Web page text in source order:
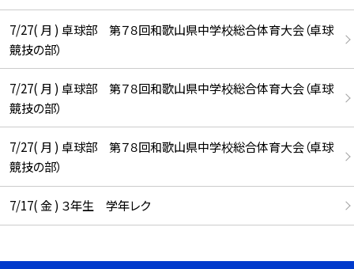
7/27( 月 ) 卓球部 第７８回和歌山県中学校総合体育大会（卓球
競技の部）
7/27( 月 ) 卓球部 第７８回和歌山県中学校総合体育大会（卓球
競技の部）
7/27( 月 ) 卓球部 第７８回和歌山県中学校総合体育大会（卓球
競技の部）
7/17( 金 ) ３年生 学年レク